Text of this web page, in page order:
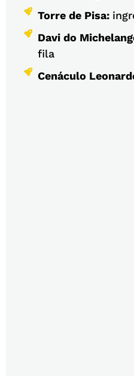
Torre de Pisa:
Davi do
fila
Cenáculo